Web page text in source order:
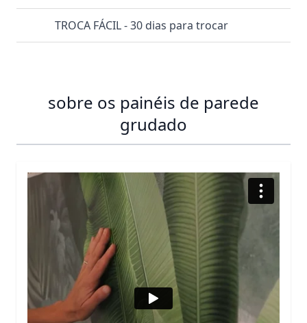
TROCA FÁCIL - 30 dias para trocar
sobre os painéis de parede
grudado